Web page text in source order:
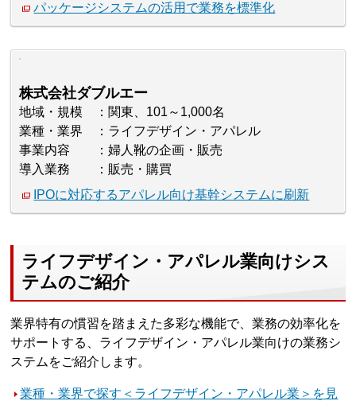
パッケージシステムの活用で業務を標準化
株式会社ダブルエー
地域・規模
関東、101～1,000名
業種・業界
ライフデザイン・アパレル
事業内容
婦人靴の企画・販売
導入業務
販売・購買
IPOに対応するアパレル向け基幹システムに刷新
ライフデザイン・アパレル業向けシス
テムのご紹介
業界特有の慣習を踏まえた多彩な機能で、業務の効率化を
サポートする、ライフデザイン・アパレル業向けの業務シ
ステムをご紹介します。
業種・業界で探す＜ライフデザイン・アパレル業＞を見